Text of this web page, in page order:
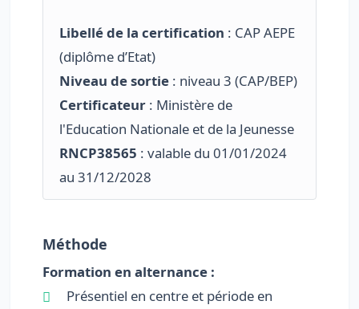
Libellé de la certification : CAP AEPE
(diplôme d’Etat)
Niveau de sortie : niveau 3 (CAP/BEP)
Certificateur : Ministère de
l'Education Nationale et de la Jeunesse
RNCP38565 : valable du 01/01/2024
au 31/12/2028
Méthode
Formation en alternance :
Présentiel en centre et période en